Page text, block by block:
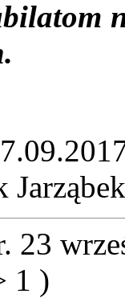
23
1 )